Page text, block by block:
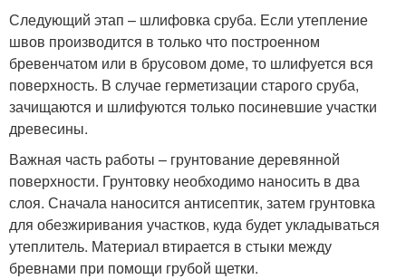
Следующий этап – шлифовка сруба. Если утепление
швов производится в только что построенном
бревенчатом или в брусовом доме, то шлифуется вся
поверхность. В случае герметизации старого сруба,
зачищаются и шлифуются только посиневшие участки
древесины.
Важная часть работы – грунтование деревянной
поверхности. Грунтовку необходимо наносить в два
слоя. Сначала наносится антисептик, затем грунтовка
для обезжиривания участков, куда будет укладываться
утеплитель. Материал втирается в стыки между
бревнами при помощи грубой щетки.